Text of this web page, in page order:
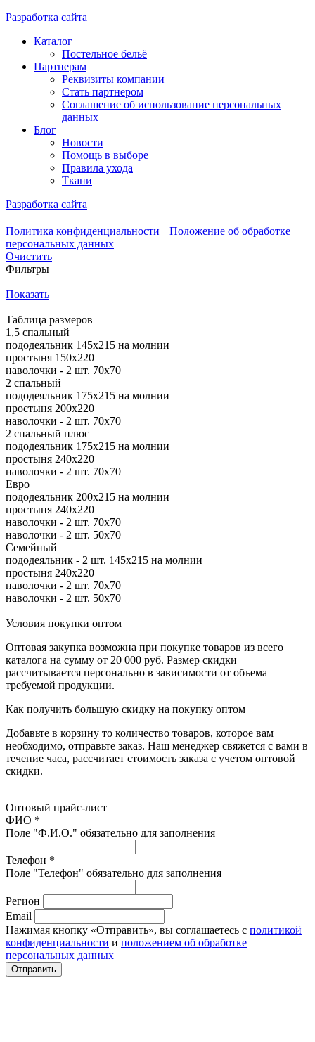
Разработка сайта
Каталог
Постельное бельё
Партнерам
Реквизиты компании
Стать партнером
Соглашение об использование персональных
данных
Блог
Новости
Помощь в выборе
Правила ухода
Ткани
Разработка сайта
Политика конфиденциальности
Положение об обработке
персональных данных
Очистить
Фильтры
Показать
Таблица размеров
1,5 спальный
пододеяльник 145х215 на молнии
простыня 150х220
наволочки - 2 шт. 70х70
2 спальный
пододеяльник 175х215 на молнии
простыня 200х220
наволочки - 2 шт. 70х70
2 спальный плюс
пододеяльник 175х215 на молнии
простыня 240х220
наволочки - 2 шт. 70х70
Евро
пододеяльник 200х215 на молнии
простыня 240х220
наволочки - 2 шт. 70х70
наволочки - 2 шт. 50х70
Семейный
пододеяльник - 2 шт. 145х215 на молнии
простыня 240х220
наволочки - 2 шт. 70х70
наволочки - 2 шт. 50х70
Условия покупки оптом
Оптовая закупка возможна при покупке товаров из всего
каталога на сумму от 20 000 руб. Размер скидки
рассчитывается персонально в зависимости от объема
требуемой продукции.
Как получить большую скидку на покупку оптом
Добавьте в корзину то количество товаров, которое вам
необходимо, отправьте заказ. Наш менеджер свяжется с вами в
течение часа, рассчитает стоимость заказа с учетом оптовой
скидки.
Оптовый прайс-лист
ФИО *
Поле "Ф.И.О." обязательно для заполнения
Телефон *
Поле "Телефон" обязательно для заполнения
Регион
Email
Нажимая кнопку «Отправить», вы соглашаетесь с политикой
конфиденциальности и положением об обработке
персональных данных
Отправить